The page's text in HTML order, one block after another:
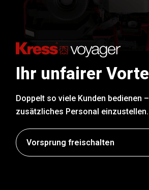
Ihr unfairer
Doppelt so viele Kunden bedienen
zusätzliches Personal einzustellen.
Vorsprung freischalten